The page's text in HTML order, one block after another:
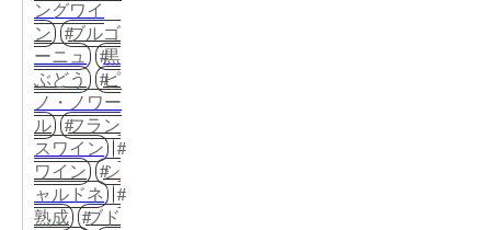
ングワイ
ン
ブルゴ
ーニュ
黒
ぶどう
ピ
ノ・ノワー
ル
フラン
スワイン
ワイン
シ
ャルドネ
熟成
ブド